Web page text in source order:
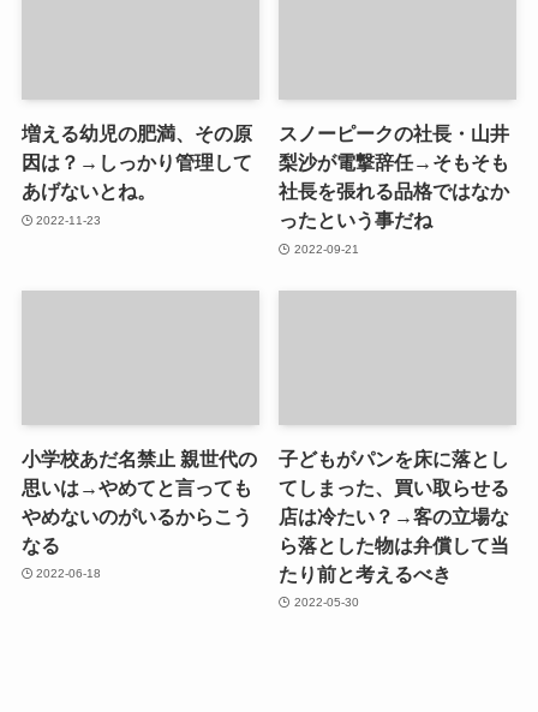
増える幼児の肥満、その原
因は？→しっかり管理して
あげないとね。
2022-11-23
スノーピークの社長・山井
梨沙が電撃辞任→そもそも
社長を張れる品格ではなか
ったという事だね
2022-09-21
小学校あだ名禁止 親世代の
思いは→やめてと言っても
やめないのがいるからこう
なる
2022-06-18
子どもがパンを床に落とし
てしまった、買い取らせる
店は冷たい？→客の立場な
ら落とした物は弁償して当
たり前と考えるべき
2022-05-30